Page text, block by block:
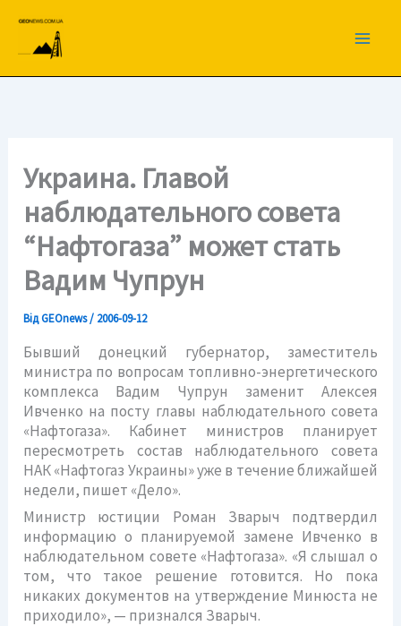
вмісту
Украина. Главой
наблюдательного совета
“Нафтогаза” может стать
Вадим Чупрун
ВідGEOnews/ 2006-09-12
Бывший донецкий губернатор, заместитель
министра по вопросам топливно-энергетического
комплекса Вадим Чупрун заменит Алексея
Ивченко на посту главы наблюдательного совета
«Нафтогаза». Кабинет министров планирует
пересмотреть состав наблюдательного совета
НАК «Нафтогаз Украины» уже в течение ближайшей
недели, пишет «Дело».
Министр юстиции Роман Зварыч подтвердил
информацию о планируемой замене Ивченко в
наблюдательном совете «Нафтогаза». «Я слышал о
том, что такое решение готовится. Но пока
никаких документов на утверждение Минюста не
приходило», — признался Зварыч.